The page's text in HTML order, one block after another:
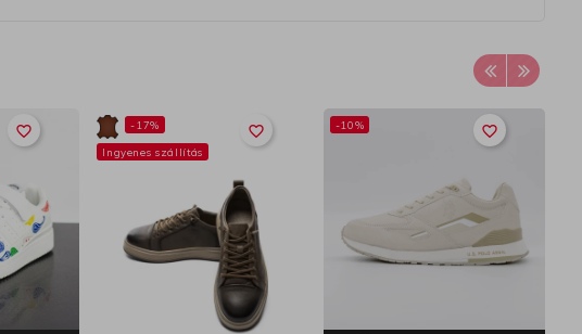
favorite_border favorite_border
-17%
Ingyenes szállítás
favorite_border
-10%